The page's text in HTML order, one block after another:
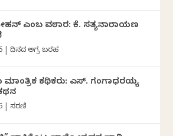
ಎಂಬ ವಠಾರ: ಕೆ. ಸತ್ಯನಾರಾಯಣ
|ದಿನದ ಅಗ್ರ ಬರಹ
ಕಥಿಕರು: ಎಸ್. ಗಂಗಾಧರಯ್ಯ
ಸರಣಿ